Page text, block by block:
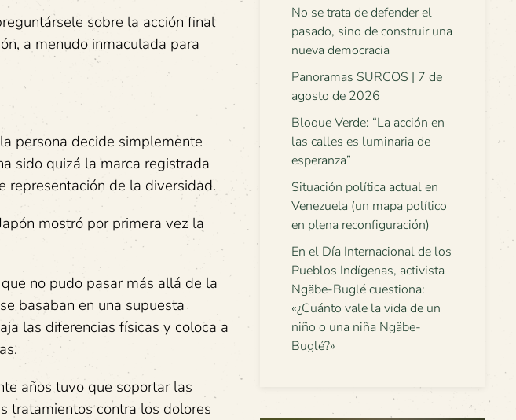
sobre la acción final
a menudo inmaculada para
persona decide simplemente
sido quizá la marca registrada
representación de la diversidad.
mostró por primera vez la
no pudo pasar más allá de la
basaban en una supuesta
las diferencias físicas y coloca a
años tuvo que soportar las
tratamientos contra los dolores
No se trata de defender el
pasado, sino de construir una
nueva democracia
Panoramas SURCOS | 7 de
agosto de 2026
Bloque Verde: “La acción en
las calles es luminaria de
esperanza”
Situación política actual en
Venezuela (un mapa político
en plena reconfiguración)
En el Día Internacional de los
Pueblos Indígenas, activista
Ngäbe-Buglé cuestiona:
«¿Cuánto vale la vida de un
niño o una niña Ngäbe-
Buglé?»